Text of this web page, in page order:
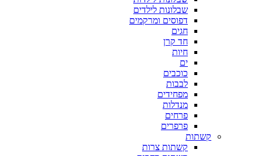
שבלונות לילדים
דפוסים ומרקמים
חגים
חד קרן
חיות
ים
כוכבים
לבבות
מפחידים
מנדלות
פרחים
פרפרים
קשתות
קשתות צרות